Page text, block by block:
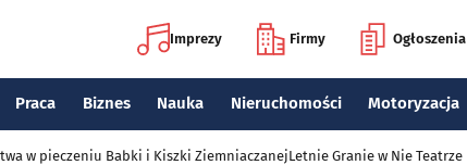
Imprezy Firmy Ogłoszenia
Praca Biznes Nauka Nieruchomości Motoryzacja
w pieczeniu Babki i Kiszki ZiemniaczanejLetnie Granie w Nie Teatrze